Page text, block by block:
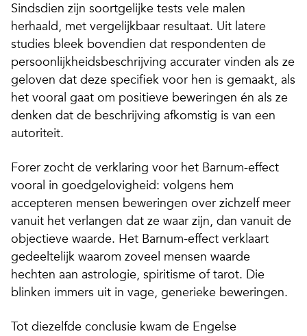
Sindsdien zijn soortgelijke tests vele malen
herhaald, met vergelijkbaar resultaat. Uit latere
studies bleek bovendien dat respondenten de
persoonlijkheidsbeschrijving accurater vinden als ze
geloven dat deze specifiek voor hen is gemaakt, als
het vooral gaat om positieve beweringen én als ze
denken dat de beschrijving afkomstig is van een
autoriteit.
Forer zocht de verklaring voor het Barnum-effect
vooral in goedgelovigheid: volgens hem
accepteren mensen beweringen over zichzelf meer
vanuit het verlangen dat ze waar zijn, dan vanuit de
objectieve waarde. Het Barnum-effect verklaart
gedeeltelijk waarom zoveel mensen waarde
hechten aan astrologie, spiritisme of tarot. Die
blinken immers uit in vage, generieke beweringen.
Tot diezelfde conclusie kwam de Engelse